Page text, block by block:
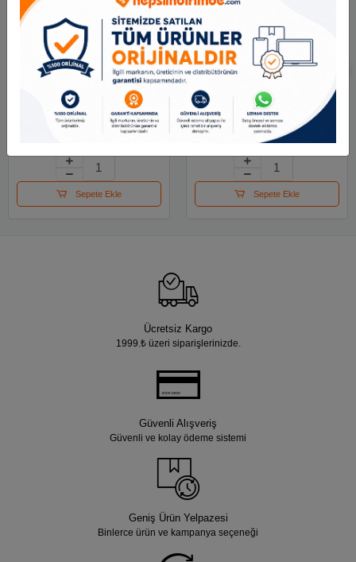
Alpino Sulu Boya
Tempera Kestane 500
Ml Dm000177
Sepete Ekle
Craft And Arts 36 Lı
Sulu Boya 30x12mm
86
436.59 TL
Sepete Ekle
Ücretsiz Kargo
1999.₺ üzeri siparişlerinizde.
Güvenli Alışveriş
Güvenli ve kolay ödeme sistemi
Geniş Ürün Yelpazesi
Binlerce ürün ve kampanya seçeneği